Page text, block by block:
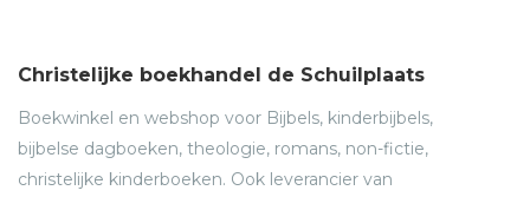
Christelijke boekhandel de Schuilplaats
Boekwinkel en webshop voor Bijbels, kinderbijbels,
bijbelse dagboeken, theologie, romans, non-fictie,
christelijke kinderboeken. Ook leverancier van